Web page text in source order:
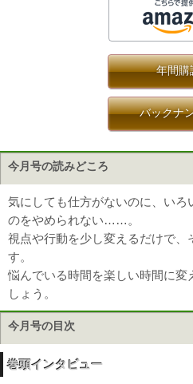
年間購
バックナ
今月号の読みどころ
気にしても仕方がないのに、いろ
のをやめられない……。
視点や行動を少し変えるだけで、
す。
悩んでいる時間を楽しい時間に変
しょう。
今月号の目次
巻頭インタビュー